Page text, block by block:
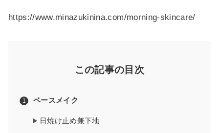
https://www.minazukinina.com/morning-skincare/
この記事の目次
ベースメイク
日焼け止め兼下地